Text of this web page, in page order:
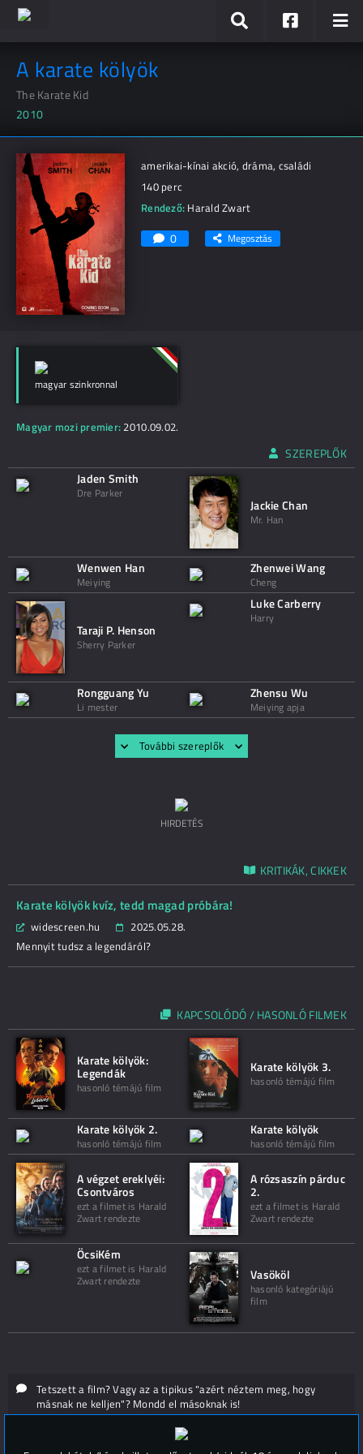
A karate kölyök
The Karate Kid
2010
amerikai-kínai akció, dráma, családi
140 perc
Rendező: Harald Zwart
0 Megosztás
magyar szinkronnal
Magyar mozi premier: 2010.09.02.
SZEREPLŐK
Jaden Smith
Dre Parker
Jackie Chan
Mr. Han
Wenwen Han
Meiying
Zhenwei Wang
Cheng
Taraji P. Henson
Sherry Parker
Luke Carberry
Harry
Rongguang Yu
Li mester
Zhensu Wu
Meiying apja
További szereplők
HIRDETÉS
KRITIKÁK, CIKKEK
Karate kölyök kvíz, tedd magad próbára!
widescreen.hu
2025.05.28.
Mennyit tudsz a legendáról?
KAPCSOLÓDÓ / HASONLÓ FILMEK
Karate kölyök:
Legendák
hasonló témájú film
Karate kölyök 3.
hasonló témájú film
Karate kölyök 2.
hasonló témájú film
Karate kölyök
hasonló témájú film
A végzet ereklyéi:
Csontváros
ezt a filmet is Harald
Zwart rendezte
A rózsaszín párduc
2.
ezt a filmet is Harald
Zwart rendezte
ÖcsiKém
ezt a filmet is Harald
Zwart rendezte Vasököl
hasonló kategóriájú
film
Tetszett a film? Vagy az a tipikus "azért néztem meg, hogy
másnak ne kelljen"? Mondd el másoknak is!
Hozzászólások (